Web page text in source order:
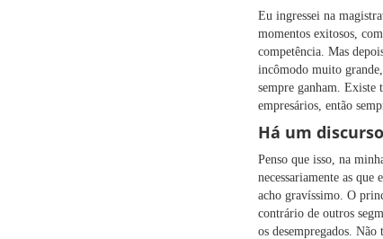
Eu ingressei na
momentos exitosos,
competência. Mas
incômodo muito
sempre ganham. Existe
empresários, então
Há um
Penso que isso, na
necessariamente as
acho gravíssimo. O
contrário de outros
os desempregados.